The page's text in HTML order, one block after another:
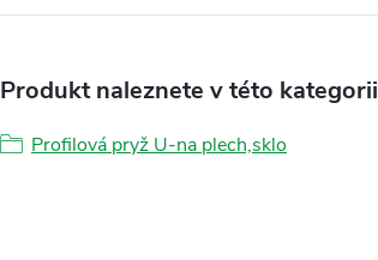
Produkt naleznete v této kategorii
Profilová pryž U-na plech,sklo